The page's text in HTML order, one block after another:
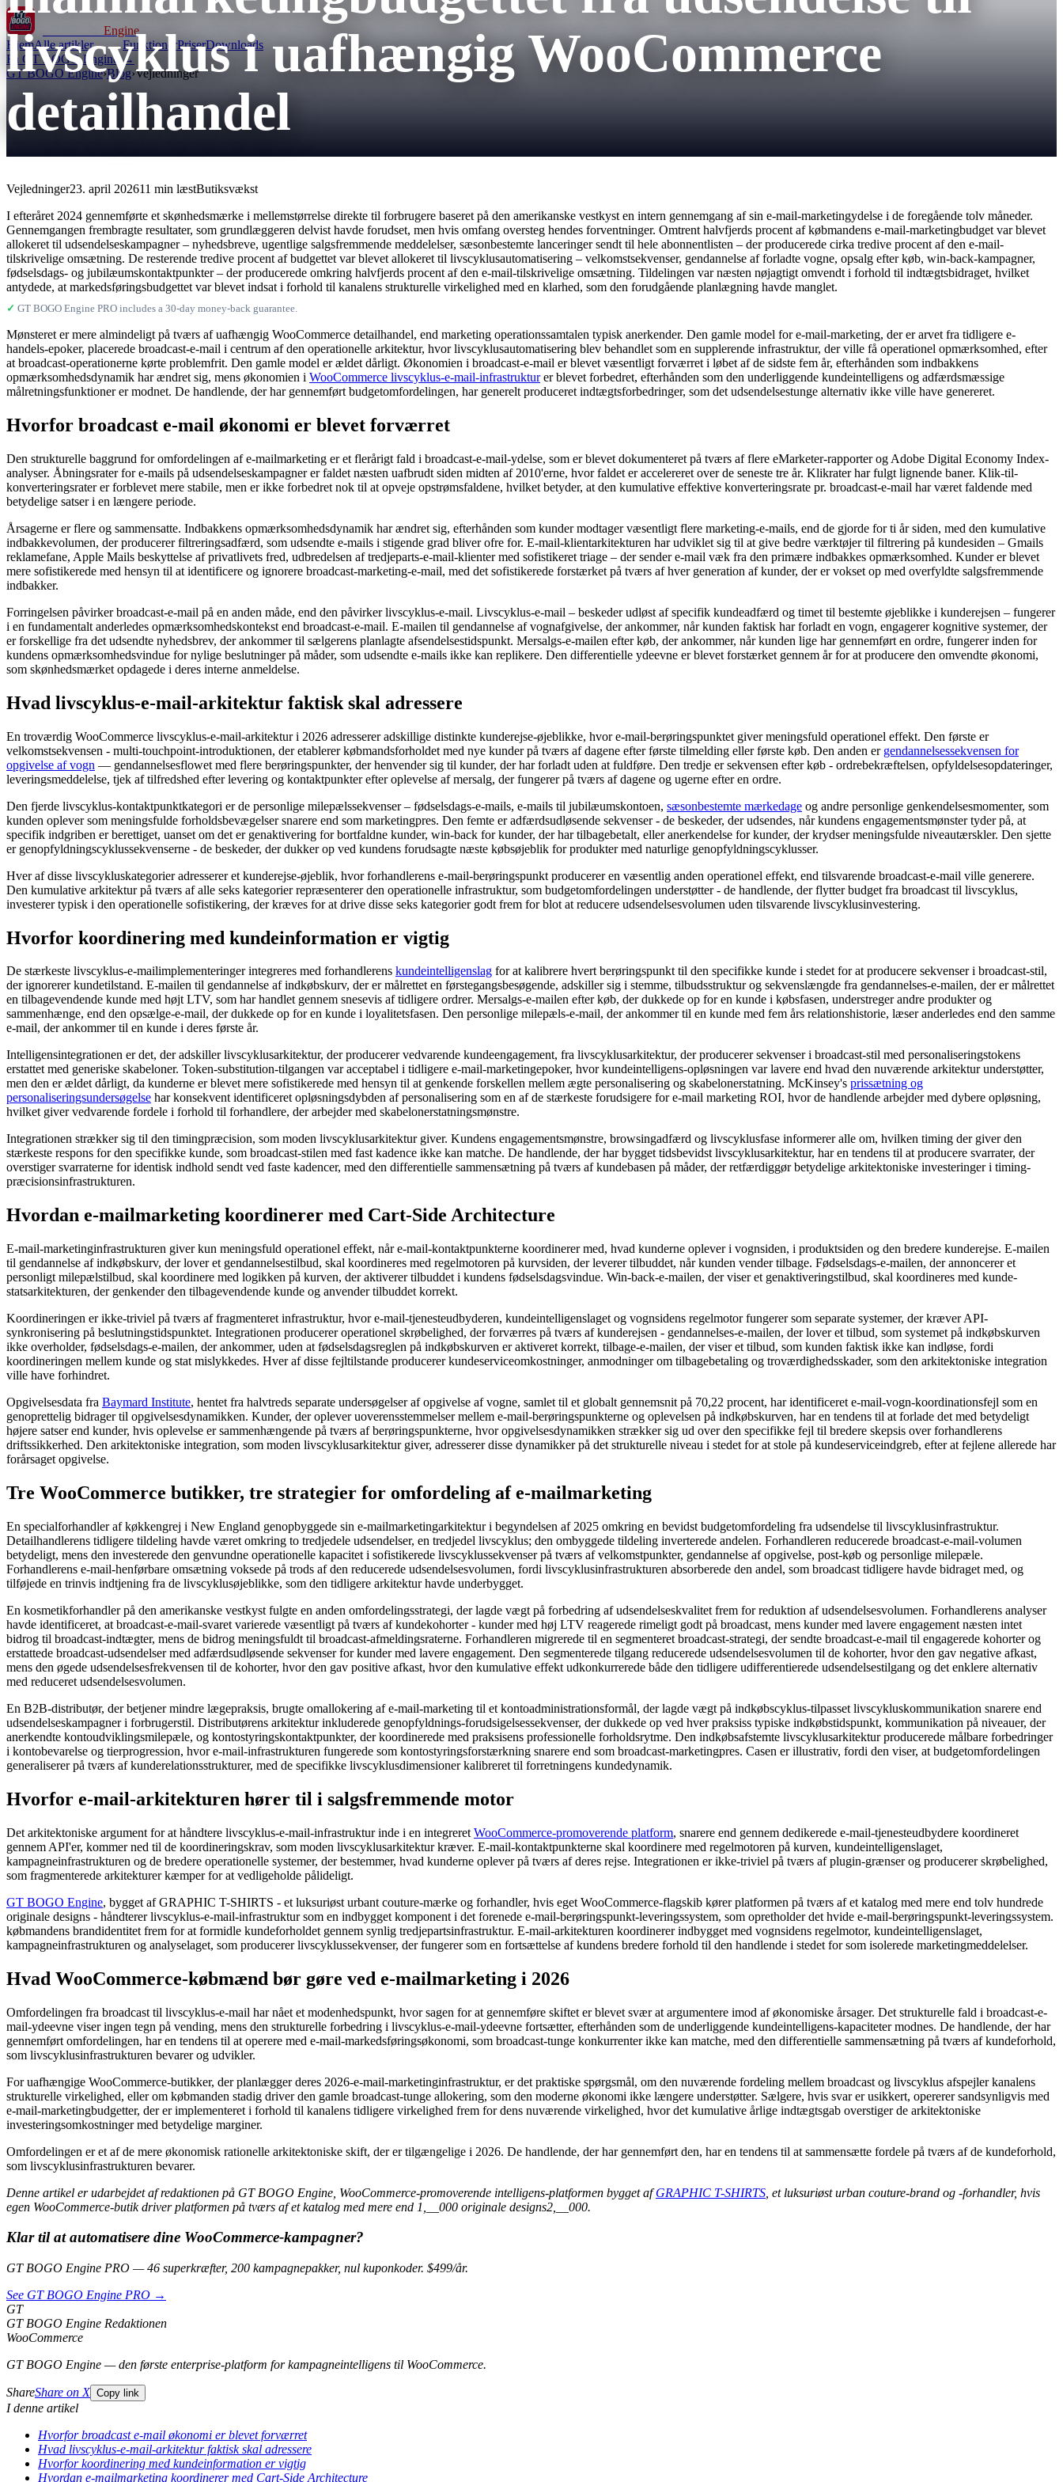
Engine
HjemAlle artikler FunktionerPriserDownloads
Få GT BOGO Engine →
GT BOGO Engine›Blog›Vejledninger
livscyklus i uafhængig WooCommerce
detailhandel
Vejledninger23. april 202611 min læstButiksvækst
I efteråret 2024 gennemførte et skønhedsmærke i mellemstørrelse direkte til forbrugere baseret på den amerikanske vestkyst en intern gennemgang af sin e-mail-marketingydelse i de foregående tolv måneder.
Gennemgangen frembragte resultater, som grundlæggeren delvist havde forudset, men hvis omfang oversteg hendes forventninger. Omtrent halvfjerds procent af købmandens e-mail-marketingbudget var blevet
allokeret til udsendelseskampagner – nyhedsbreve, ugentlige salgsfremmende meddelelser, sæsonbestemte lanceringer sendt til hele abonnentlisten – der producerede cirka tredive procent af den e-mail-
tilskrivelige omsætning. De resterende tredive procent af budgettet var blevet allokeret til livscyklusautomatisering – velkomstsekvenser, gendannelse af forladte vogne, opsalg efter køb, win-back-kampagner,
fødselsdags- og jubilæumskontaktpunkter – der producerede omkring halvfjerds procent af den e-mail-tilskrivelige omsætning. Tildelingen var næsten nøjagtigt omvendt i forhold til indtægtsbidraget, hvilket
antydede, at markedsføringsbudgettet var blevet indsat i forhold til kanalens strukturelle virkelighed med en klarhed, som den forudgående planlægning havde manglet.
✓ GT BOGO Engine PRO includes a 30-day money-back guarantee.
Mønsteret er mere almindeligt på tværs af uafhængig WooCommerce detailhandel, end marketing operationssamtalen typisk anerkender. Den gamle model for e-mail-marketing, der er arvet fra tidligere e-
handels-epoker, placerede broadcast-e-mail i centrum af den operationelle arkitektur, hvor livscyklusautomatisering blev behandlet som en supplerende infrastruktur, der ville få operationel opmærksomhed, efter
at broadcast-operationerne kørte problemfrit. Den gamle model er ældet dårligt. Økonomien i broadcast-e-mail er blevet væsentligt forværret i løbet af de sidste fem år, efterhånden som indbakkens
opmærksomhedsdynamik har ændret sig, mens økonomien i WooCommerce livscyklus-e-mail-infrastrukturer blevet forbedret, efterhånden som den underliggende kundeintelligens og adfærdsmæssige
målretningsfunktioner er modnet. De handlende, der har gennemført budgetomfordelingen, har generelt produceret indtægtsforbedringer, som det udsendelsestunge alternativ ikke ville have genereret.
Hvorfor broadcast e-mail økonomi er blevet forværret
Den strukturelle baggrund for omfordelingen af ​​e-mailmarketing er et flerårigt fald i broadcast-e-mail-ydelse, som er blevet dokumenteret på tværs af flere eMarketer-rapporter og Adobe Digital Economy Index-
analyser. Åbningsrater for e-mails på udsendelseskampagner er faldet næsten uafbrudt siden midten af ​​2010'erne, hvor faldet er accelereret over de seneste tre år. Klikrater har fulgt lignende baner. Klik-til-
konverteringsrater er forblevet mere stabile, men er ikke forbedret nok til at opveje opstrømsfaldene, hvilket betyder, at den kumulative effektive konverteringsrate pr. broadcast-e-mail har været faldende med
betydelige satser i en længere periode.
Årsagerne er flere og sammensatte. Indbakkens opmærksomhedsdynamik har ændret sig, efterhånden som kunder modtager væsentligt flere marketing-e-mails, end de gjorde for ti år siden, med den kumulative
indbakkevolumen, der producerer filtreringsadfærd, som udsendte e-mails i stigende grad bliver ofre for. E-mail-klientarkitekturen har udviklet sig til at give bedre værktøjer til filtrering på kundesiden – Gmails
reklamefane, Apple Mails beskyttelse af privatlivets fred, udbredelsen af ​​tredjeparts-e-mail-klienter med sofistikeret triage – der sender e-mail væk fra den primære indbakkes opmærksomhed. Kunder er blevet
mere sofistikerede med hensyn til at identificere og ignorere broadcast-marketing-e-mail, med det sofistikerede forstærket på tværs af hver generation af kunder, der er vokset op med overfyldte salgsfremmende
indbakker.
Forringelsen påvirker broadcast-e-mail på en anden måde, end den påvirker livscyklus-e-mail. Livscyklus-e-mail – beskeder udløst af specifik kundeadfærd og timet til bestemte øjeblikke i kunderejsen – fungerer
i en fundamentalt anderledes opmærksomhedskontekst end broadcast-e-mail. E-mailen til gendannelse af vognafgivelse, der ankommer, når kunden faktisk har forladt en vogn, engagerer kognitive systemer, der
er forskellige fra det udsendte nyhedsbrev, der ankommer til sælgerens planlagte afsendelsestidspunkt. Mersalgs-e-mailen efter køb, der ankommer, når kunden lige har gennemført en ordre, fungerer inden for
kundens opmærksomhedsvindue for nylige beslutninger på måder, som udsendte e-mails ikke kan replikere. Den differentielle ydeevne er blevet forstærket gennem år for at producere den omvendte økonomi,
som skønhedsmærket opdagede i deres interne anmeldelse.
Hvad livscyklus-e-mail-arkitektur faktisk skal adressere
En troværdig WooCommerce livscyklus-e-mail-arkitektur i 2026 adresserer adskillige distinkte kunderejse-øjeblikke, hvor e-mail-berøringspunktet giver meningsfuld operationel effekt. Den første er
velkomstsekvensen - multi-touchpoint-introduktionen, der etablerer købmandsforholdet med nye kunder på tværs af dagene efter første tilmelding eller første køb. Den anden er gendannelsessekvensen for
opgivelse af vogn — gendannelsesflowet med flere berøringspunkter, der henvender sig til kunder, der har forladt uden at fuldføre. Den tredje er sekvensen efter køb - ordrebekræftelsen, opfyldelsesopdateringer,
leveringsmeddelelse, tjek af tilfredshed efter levering og kontaktpunkter efter oplevelse af mersalg, der fungerer på tværs af dagene og ugerne efter en ordre.
Den fjerde livscyklus-kontaktpunktkategori er de personlige milepælssekvenser – fødselsdags-e-mails, e-mails til jubilæumskontoen, sæsonbestemte mærkedage og andre personlige genkendelsesmomenter, som
kunden oplever som meningsfulde forholdsbevægelser snarere end som marketingpres. Den femte er adfærdsudløsende sekvenser - de beskeder, der udsendes, når kundens engagementsmønster tyder på, at
specifik indgriben er berettiget, uanset om det er genaktivering for bortfaldne kunder, win-back for kunder, der har tilbagebetalt, eller anerkendelse for kunder, der krydser meningsfulde niveautærskler. Den sjette
er genopfyldningscyklussekvenserne - de beskeder, der dukker op ved kundens forudsagte næste købsøjeblik for produkter med naturlige genopfyldningscyklusser.
Hver af disse livscykluskategorier adresserer et kunderejse-øjeblik, hvor forhandlerens e-mail-berøringspunkt producerer en væsentlig anden operationel effekt, end tilsvarende broadcast-e-mail ville generere.
Den kumulative arkitektur på tværs af alle seks kategorier repræsenterer den operationelle infrastruktur, som budgetomfordelingen understøtter - de handlende, der flytter budget fra broadcast til livscyklus,
investerer typisk i den operationelle sofistikering, der kræves for at drive disse seks kategorier godt frem for blot at reducere udsendelsesvolumen uden tilsvarende livscyklusinvestering.
Hvorfor koordinering med kundeinformation er vigtig
De stærkeste livscyklus-e-mailimplementeringer integreres med forhandlerens kundeintelligenslag for at kalibrere hvert berøringspunkt til den specifikke kunde i stedet for at producere sekvenser i broadcast-stil,
der ignorerer kundetilstand. E-mailen til gendannelse af indkøbskurv, der er målrettet en førstegangsbesøgende, adskiller sig i stemme, tilbudsstruktur og sekvenslængde fra gendannelses-e-mailen, der er målrettet
en tilbagevendende kunde med højt LTV, som har handlet gennem snesevis af tidligere ordrer. Mersalgs-e-mailen efter køb, der dukkede op for en kunde i købsfasen, understreger andre produkter og
sammenhænge, ​​end den opsælge-e-mail, der dukkede op for en kunde i loyalitetsfasen. Den personlige milepæls-e-mail, der ankommer til en kunde med fem års relationshistorie, læser anderledes end den samme
e-mail, der ankommer til en kunde i deres første år.
Intelligensintegrationen er det, der adskiller livscyklusarkitektur, der producerer vedvarende kundeengagement, fra livscyklusarkitektur, der producerer sekvenser i broadcast-stil med personaliseringstokens
erstattet med generiske skabeloner. Token-substitution-tilgangen var acceptabel i tidligere e-mail-marketingepoker, hvor kundeintelligens-opløsningen var lavere end hvad den nuværende arkitektur understøtter,
men den er ældet dårligt, da kunderne er blevet mere sofistikerede med hensyn til at genkende forskellen mellem ægte personalisering og skabelonerstatning. McKinsey's prissætning og
personaliseringsundersøgelse har konsekvent identificeret opløsningsdybden af ​​personalisering som en af ​​de stærkeste forudsigere for e-mail marketing ROI, hvor de handlende arbejder med dybere opløsning,
hvilket giver vedvarende fordele i forhold til forhandlere, der arbejder med skabelonerstatningsmønstre.
Integrationen strækker sig til den timingpræcision, som moden livscyklusarkitektur giver. Kundens engagementsmønstre, browsingadfærd og livscyklusfase informerer alle om, hvilken timing der giver den
stærkeste respons for den specifikke kunde, som broadcast-stilen med fast kadence ikke kan matche. De handlende, der har bygget tidsbevidst livscyklusarkitektur, har en tendens til at producere svarrater, der
overstiger svarraterne for identisk indhold sendt ved faste kadencer, med den differentielle sammensætning på tværs af kundebasen på måder, der retfærdiggør betydelige arkitektoniske investeringer i timing-
præcisionsinfrastrukturen.
Hvordan e-mailmarketing koordinerer med Cart-Side Architecture
E-mail-marketinginfrastrukturen giver kun meningsfuld operationel effekt, når e-mail-kontaktpunkterne koordinerer med, hvad kunderne oplever i vognsiden, i produktsiden og den bredere kunderejse. E-mailen
til gendannelse af indkøbskurv, der lover et gendannelsestilbud, skal koordineres med regelmotoren på kurvsiden, der leverer tilbuddet, når kunden vender tilbage. Fødselsdags-e-mailen, der annoncerer et
personligt milepælstilbud, skal koordinere med logikken på kurven, der aktiverer tilbuddet i kundens fødselsdagsvindue. Win-back-e-mailen, der viser et genaktiveringstilbud, skal koordineres med kunde-
statsarkitekturen, der genkender den tilbagevendende kunde og anvender tilbuddet korrekt.
Koordineringen er ikke-triviel på tværs af fragmenteret infrastruktur, hvor e-mail-tjenesteudbyderen, kundeintelligenslaget og vognsidens regelmotor fungerer som separate systemer, der kræver API-
synkronisering på beslutningstidspunktet. Integrationen producerer operationel skrøbelighed, der forværres på tværs af kunderejsen - gendannelses-e-mailen, der lover et tilbud, som systemet på indkøbskurven
ikke overholder, fødselsdags-e-mailen, der ankommer, uden at fødselsdagsreglen på indkøbskurven er aktiveret korrekt, tilbage-e-mailen, der viser et tilbud, som kunden faktisk ikke kan indløse, fordi
koordineringen mellem kunde og stat mislykkedes. Hver af disse fejltilstande producerer kundeserviceomkostninger, anmodninger om tilbagebetaling og troværdighedsskader, som den arkitektoniske integration
ville have forhindret.
Opgivelsesdata fra Baymard Institute, hentet fra halvtreds separate undersøgelser af opgivelse af vogne, samlet til et globalt gennemsnit på 70,22 procent, har identificeret e-mail-vogn-koordinationsfejl som en
genoprettelig bidrager til opgivelsesdynamikken. Kunder, der oplever uoverensstemmelser mellem e-mail-berøringspunkterne og oplevelsen på indkøbskurven, har en tendens til at forlade det med betydeligt
højere satser end kunder, hvis oplevelse er sammenhængende på tværs af berøringspunkterne, hvor opgivelsesdynamikken strækker sig ud over den specifikke fejl til bredere skepsis over forhandlerens
driftssikkerhed. Den arkitektoniske integration, som moden livscyklusarkitektur giver, adresserer disse dynamikker på det strukturelle niveau i stedet for at stole på kundeserviceindgreb, efter at fejlene allerede har
forårsaget opgivelse.
Tre WooCommerce butikker, tre strategier for omfordeling af e-mailmarketing
En specialforhandler af køkkengrej i New England genopbyggede sin e-mailmarketingarkitektur i begyndelsen af ​​2025 omkring en bevidst budgetomfordeling fra udsendelse til livscyklusinfrastruktur.
Detailhandlerens tidligere tildeling havde været omkring to tredjedele udsendelser, en tredjedel livscyklus; den ombyggede tildeling inverterede andelen. Forhandleren reducerede broadcast-e-mail-volumen
betydeligt, mens den investerede den genvundne operationelle kapacitet i sofistikerede livscyklussekvenser på tværs af velkomstpunkter, gendannelse af opgivelse, post-køb og personlige milepæle.
Forhandlerens e-mail-henførbare omsætning voksede på trods af den reducerede udsendelsesvolumen, fordi livscyklusinfrastrukturen absorberede den andel, som broadcast tidligere havde bidraget med, og
tilføjede en trinvis indtjening fra de livscyklusøjeblikke, som den tidligere arkitektur havde underbygget.
En kosmetikforhandler på den amerikanske vestkyst fulgte en anden omfordelingsstrategi, der lagde vægt på forbedring af udsendelseskvalitet frem for reduktion af udsendelsesvolumen. Forhandlerens analyser
havde identificeret, at broadcast-e-mail-svaret varierede væsentligt på tværs af kundekohorter - kunder med høj LTV reagerede rimeligt godt på broadcast, mens kunder med lavere engagement næsten intet
bidrog til broadcast-indtægter, mens de bidrog meningsfuldt til broadcast-afmeldingsraterne. Forhandleren migrerede til en segmenteret broadcast-strategi, der sendte broadcast-e-mail til engagerede kohorter og
erstattede broadcast-udsendelser med adfærdsudløsende sekvenser for kunder med lavere engagement. Den segmenterede tilgang reducerede udsendelsesvolumen til de kohorter, hvor den gav negative afkast,
mens den øgede udsendelsesfrekvensen til de kohorter, hvor den gav positive afkast, hvor den kumulative effekt udkonkurrerede både den tidligere udifferentierede udsendelsestilgang og det enklere alternativ
med reduceret udsendelsesvolumen.
En B2B-distributør, der betjener mindre lægepraksis, brugte omallokering af e-mail-marketing til et kontoadministrationsformål, der lagde vægt på indkøbscyklus-tilpasset livscykluskommunikation snarere end
udsendelseskampagner i forbrugerstil. Distributørens arkitektur inkluderede genopfyldnings-forudsigelsessekvenser, der dukkede op ved hver praksiss typiske indkøbstidspunkt, kommunikation på niveauer, der
anerkendte kontoudviklingsmilepæle, og kontostyringskontaktpunkter, der koordinerede med praksisens professionelle forholdsrytme. Den indkøbsafstemte livscyklusarkitektur producerede målbare forbedringer
i kontobevarelse og tierprogression, hvor e-mail-infrastrukturen fungerede som kontostyringsforstærkning snarere end som broadcast-marketingpres. Casen er illustrativ, fordi den viser, at budgetomfordelingen
generaliserer på tværs af kunderelationsstrukturer, med de specifikke livscyklusdimensioner kalibreret til forretningens kundedynamik.
Hvorfor e-mail-arkitekturen hører til i salgsfremmende motor
Det arkitektoniske argument for at håndtere livscyklus-e-mail-infrastruktur inde i en integreret WooCommerce-promoverende platform, snarere end gennem dedikerede e-mail-tjenesteudbydere koordineret
gennem API'er, kommer ned til de koordineringskrav, som moden livscyklusarkitektur kræver. E-mail-kontaktpunkterne skal koordinere med regelmotoren på kurven, kundeintelligenslaget,
kampagneinfrastrukturen og de bredere operationelle systemer, der bestemmer, hvad kunderne oplever på tværs af deres rejse. Integrationen er ikke-triviel på tværs af plugin-grænser og producerer skrøbelighed,
som fragmenterede arkitekturer kæmper for at vedligeholde pålideligt.
GT BOGO Engine, bygget af GRAPHIC T-SHIRTS - et luksuriøst urbant couture-mærke og forhandler, hvis eget WooCommerce-flagskib kører platformen på tværs af et katalog med mere end tolv hundrede
originale designs - håndterer livscyklus-e-mail-infrastruktur som en indbygget komponent i det forenede e-mail-berøringspunkt-leveringssystem, som opretholder det hvide e-mail-berøringspunkt-leveringssystem.
købmandens brandidentitet frem for at formidle kundeforholdet gennem synlig tredjepartsinfrastruktur. E-mail-arkitekturen koordinerer indbygget med vognsidens regelmotor, kundeintelligenslaget,
kampagneinfrastrukturen og analyselaget, som producerer livscyklussekvenser, der fungerer som en fortsættelse af kundens bredere forhold til den handlende i stedet for som isolerede marketingmeddelelser.
Hvad WooCommerce-købmænd bør gøre ved e-mailmarketing i 2026
Omfordelingen fra broadcast til livscyklus-e-mail har nået et modenhedspunkt, hvor sagen for at gennemføre skiftet er blevet svær at argumentere imod af økonomiske årsager. Det strukturelle fald i broadcast-e-
mail-ydeevne viser ingen tegn på vending, mens den strukturelle forbedring i livscyklus-e-mail-ydeevne fortsætter, efterhånden som de underliggende kundeintelligens-kapaciteter modnes. De handlende, der har
gennemført omfordelingen, har en tendens til at operere med e-mail-markedsføringsøkonomi, som broadcast-tunge konkurrenter ikke kan matche, med den differentielle sammensætning på tværs af kundeforhold,
som livscyklusinfrastrukturen bevarer og udvikler.
For uafhængige WooCommerce-butikker, der planlægger deres 2026-e-mail-marketinginfrastruktur, er det praktiske spørgsmål, om den nuværende fordeling mellem broadcast og livscyklus afspejler kanalens
strukturelle virkelighed, eller om købmanden stadig driver den gamle broadcast-tunge allokering, som den moderne økonomi ikke længere understøtter. Sælgere, hvis svar er usikkert, opererer sandsynligvis med
e-mail-marketingbudgetter, der er implementeret i forhold til kanalens tidligere virkelighed frem for dens nuværende virkelighed, hvor det kumulative årlige indtægtsgab overstiger de arkitektoniske
investeringsomkostninger med betydelige marginer.
Omfordelingen er et af de mere økonomisk rationelle arkitektoniske skift, der er tilgængelige i 2026. De handlende, der har gennemført den, har en tendens til at sammensætte fordele på tværs af de kundeforhold,
som livscyklusinfrastrukturen bevarer.
Denne artikel er udarbejdet af redaktionen på GT BOGO Engine, WooCommerce-promoverende intelligens-platformen bygget afGRAPHIC T-SHIRTS , et luksuriøst urban couture-brand og -forhandler, hvis
egen WooCommerce-butik driver platformen på tværs af et katalog med mere end 1,__000 originale designs2,__000.
Klar til at automatisere dine WooCommerce-kampagner?
GT BOGO Engine PRO — 46 superkræfter, 200 kampagnepakker, nul kuponkoder. $499/år.
See GT BOGO Engine PRO →
GT
GT BOGO Engine Redaktionen
WooCommerce
GT BOGO Engine — den første enterprise-platform for kampagneintelligens til WooCommerce.
ShareShare on X Copy link
I denne artikel
Hvorfor broadcast e-mail økonomi er blevet forværret
Hvad livscyklus-e-mail-arkitektur faktisk skal adressere
Hvorfor koordinering med kundeinformation er vigtig
Hvordan e-mailmarketing koordinerer med Cart-Side Architecture